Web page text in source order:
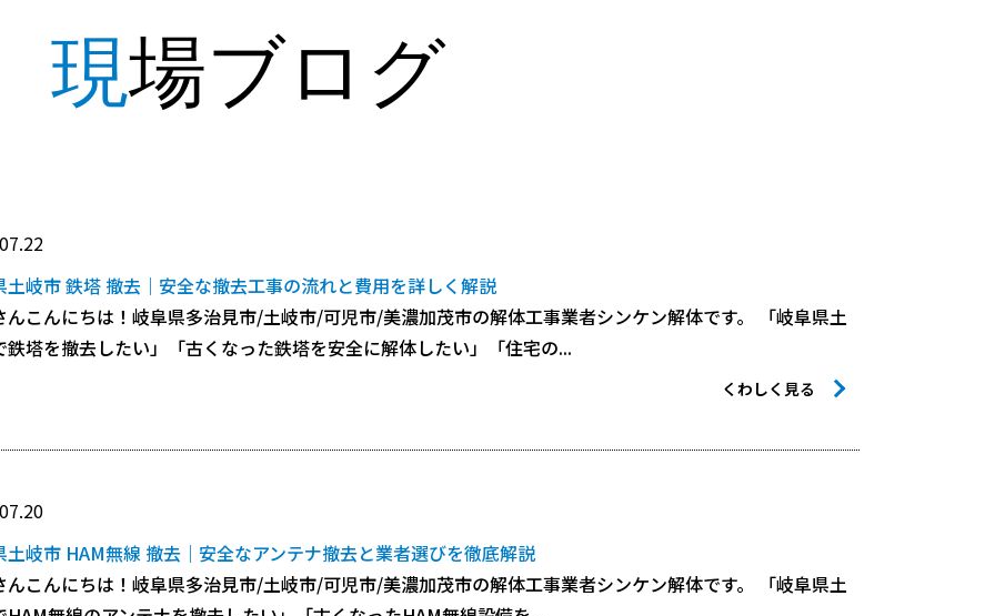
現場ブログ
土岐市 鉄塔 撤去｜安全な撤去工事の流れと費用を詳しく解説
んこんにちは！岐阜県多治見市/土岐市/可児市/美濃加茂市の解体工事業者シンケン解体です。 「岐阜県土
鉄塔を撤去したい」「古くなった鉄塔を安全に解体したい」「住宅の...
くわしく見る
土岐市 HAM無線 撤去｜安全なアンテナ撤去と業者選びを徹底解説
んこんにちは！岐阜県多治見市/土岐市/可児市/美濃加茂市の解体工事業者シンケン解体です。 「岐阜県土